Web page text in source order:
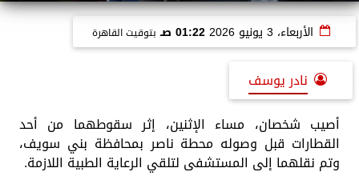
الأربعاء، 3 يونيو 2026 01:22 صـ بتوقيت القاهرة
نادر يوسف
أصيب شخصان، مساء الإثنين، إثر سقوطهما من أحد
القطارات قبل وصوله محطة ناصر بمحافظة بني سويف،
وتم نقلهما إلى المستشفى لتلقي الرعاية الطبية اللازمة.